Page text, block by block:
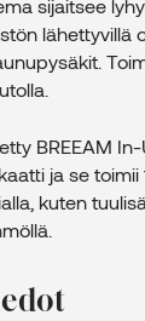
sijaitsee
lähettyvillä
BREEAM
ja se toimii
kuten